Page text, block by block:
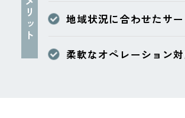
メリット 地域状況に合わせたサ
柔軟なオペレーション